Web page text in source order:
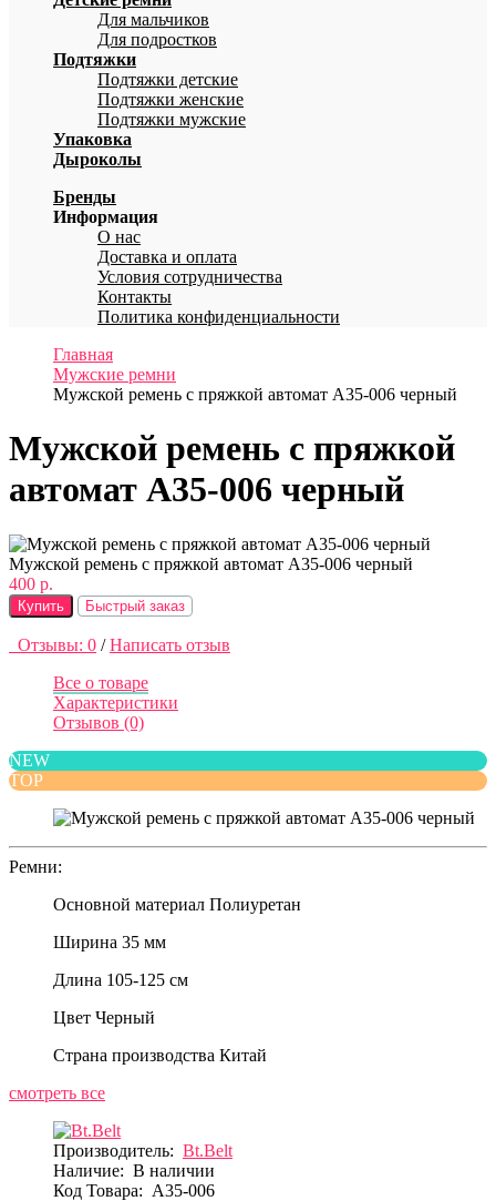
Для мальчиков
Для подростков
Подтяжки
Подтяжки детские
Подтяжки женские
Подтяжки мужские
Упаковка
Дыроколы
Бренды
Информация
О нас
Доставка и оплата
Условия сотрудничества
Контакты
Политика конфиденциальности
Главная
Мужские ремни
Мужской ремень с пряжкой автомат A35-006 черный
Мужской ремень с пряжкой
автомат A35-006 черный
Мужской ремень с пряжкой автомат A35-006 черный
400 р.
Купить Быстрый заказ
Отзывы: 0 / Написать отзыв
Все о товаре
Характеристики
Отзывов (0)
NEW
TOP
Ремни:
Основной материал Полиуретан
Ширина 35 мм
Длина 105-125 см
Цвет Черный
Страна производства Китай
смотреть все
Производитель: Bt.Belt
Наличие: В наличии
Код Товара: A35-006